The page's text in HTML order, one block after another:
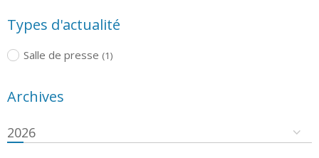
Types d'actualité
Salle de presse (1)
Archives
2026